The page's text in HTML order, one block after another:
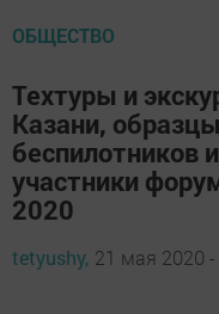
ОБЩЕСТВО
Техтуры и
Казани,
беспилотников
участники
2020
tetyushy, 21 мая 2020 -